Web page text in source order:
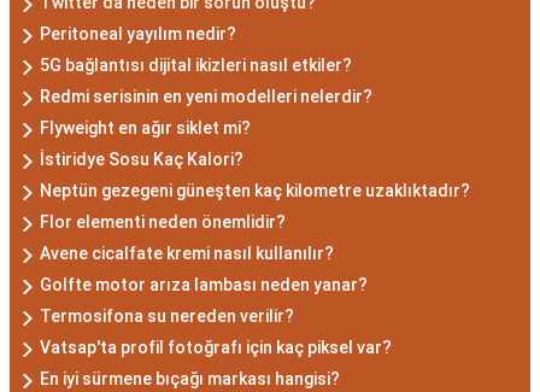
bulunur. Akrepler, hedeflerine ulaşmak için
kararlılıkla çalışan bireylerdir. Aynı zamanda,
zekalarını ve keskin gözlem yeteneklerini
kullanarak çözüm odaklıdırlar.
Akrep Burcu Erkeği
Özellikleri: Güçlü ve
Karizmatik
Akrep burcu erkeği, genellikle güçlü bir karaktere
ve derin bir içsel güce sahiptir. Karizmatik ve
etkileyici kişilikleriyle dikkat çekerler. Akrep burcu
Peritoneal yayılım nedir?
5G bağlantısı dijital ikizleri nasıl etkiler?
Redmi serisinin en yeni modelleri nelerdir?
Flyweight en ağır siklet mi?
İstiridye Sosu Kaç Kalori?
Neptün gezegeni güneşten kaç kilometre uzaklıktadır?
Flor elementi neden önemlidir?
Avene cicalfate kremi nasıl kullanılır?
Golfte motor arıza lambası neden yanar?
Termosifona su nereden verilir?
Vatsap'ta profil fotoğrafı için kaç piksel var?
En iyi sürmene bıçağı markası hangisi?